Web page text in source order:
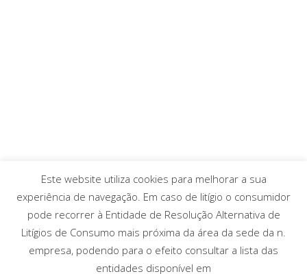
Este website utiliza cookies para melhorar a sua
experiência de navegação. Em caso de litígio o consumidor
pode recorrer à Entidade de Resolução Alternativa de
Litígios de Consumo mais próxima da área da sede da n.
empresa, podendo para o efeito consultar a lista das
entidades disponível em